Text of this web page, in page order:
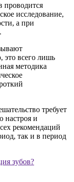
проводится
исследование,
а при
это всего лишь
методика
требует
настроя и
рекомендаций
так и в период
зубов?